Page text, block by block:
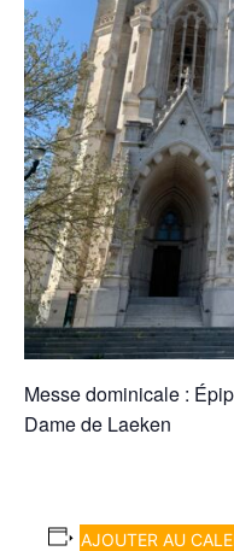
Messe dominicale :
Dame de Laeken
AJOUTER AU